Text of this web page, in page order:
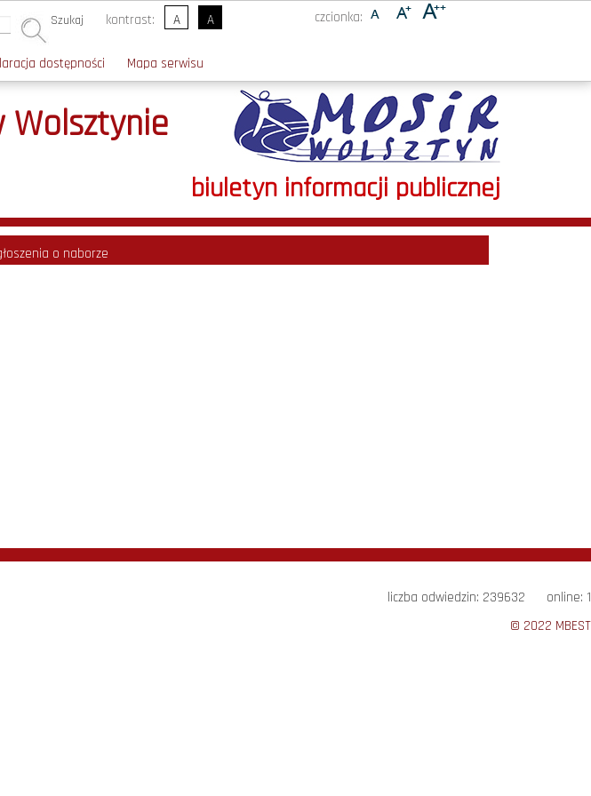
czcionka:
kontrast: A A
Szukaj
dostępności Mapa serwisu
Wolsztynie
biuletyn informacji publicznej
o naborze
liczba odwiedzin: 239632 online: 1
© 2022 MBEST